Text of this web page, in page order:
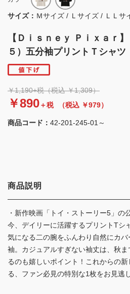
【Ｄｉｓｎｅｙ Ｐｉｘａｒ
５）五分袖プリントＴシャツ
￥1,190+税（税込 ￥1,309）
￥890＋税 （税込 ￥979）
商品コード： 42-201-245-01～
サイズ： Ｍサイズ / Ｌサイズ / ＬＬサ
商品説明
・新作映画「トイ・ストーリー5」の
今、デイリーに活躍するプリントTシ
気になる二の腕をふんわり自然にカ
袖。カジュアルすぎない袖丈は、秋
るのも嬉しいポイント！これからの
る、ファン必見の特別な1枚をお見逃